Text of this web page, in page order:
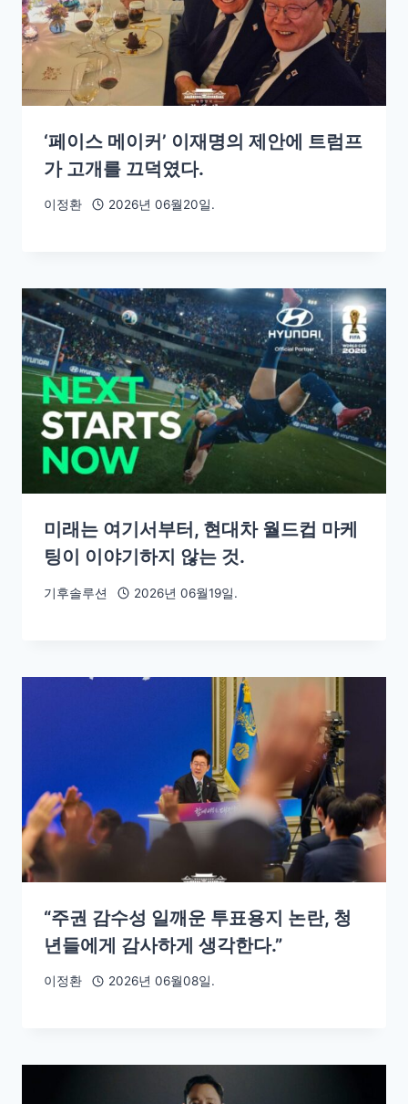
‘페이스 메이커’ 이재명의 제안에 트럼프
가 고개를 끄덕였다.
이정환 2026년 06월20일.
미래는 여기서부터, 현대차 월드컵 마케
팅이 이야기하지 않는 것.
기후솔루션 2026년 06월19일.
“주권 감수성 일깨운 투표용지 논란, 청
년들에게 감사하게 생각한다.”
이정환 2026년 06월08일.